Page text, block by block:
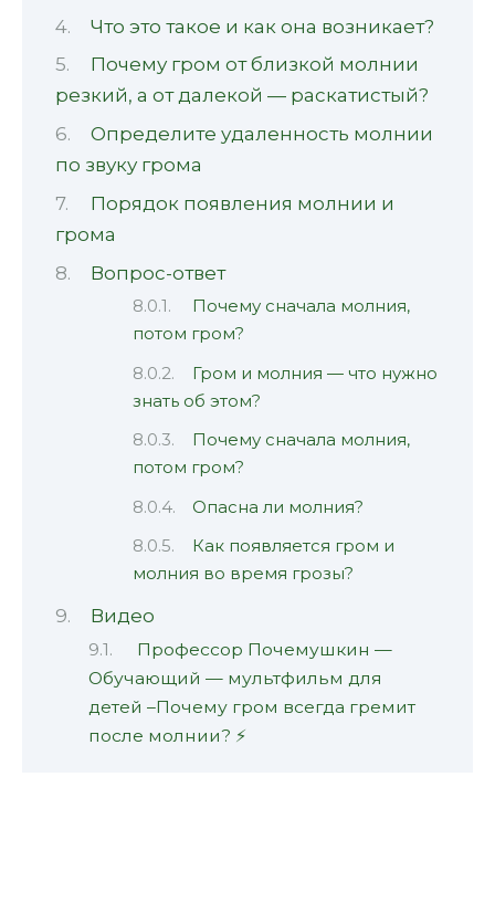
Что это такое и как она возникает?
Почему гром от близкой молнии
резкий, а от далекой — раскатистый?
Определите удаленность молнии
по звуку грома
Порядок появления молнии и
грома
Вопрос-ответ
Почему сначала молния,
потом гром?
Гром и молния — что нужно
знать об этом?
Почему сначала молния,
потом гром?
Опасна ли молния?
Как появляется гром и
молния во время грозы?
Видео
Профессор Почемушкин —
Обучающий — мультфильм для
детей –Почему гром всегда гремит
после молнии? ⚡